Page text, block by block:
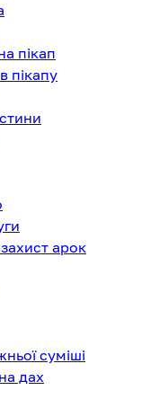
пікап
пікапу
арок
суміші
дах